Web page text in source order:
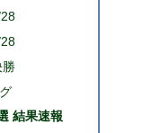
結果速報